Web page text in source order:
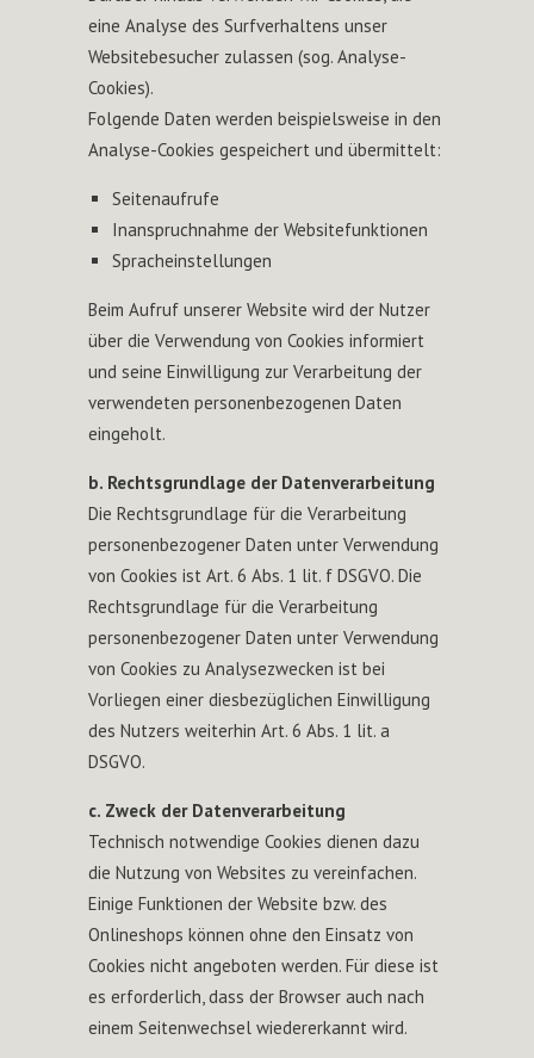
eine Analyse des Surfverhaltens unser
Websitebesucher zulassen (sog. Analyse-
Cookies).
Folgende Daten werden beispielsweise in den
Analyse-Cookies gespeichert und übermittelt:
Seitenaufrufe
Inanspruchnahme der Websitefunktionen
Spracheinstellungen
Beim Aufruf unserer Website wird der Nutzer
über die Verwendung von Cookies informiert
und seine Einwilligung zur Verarbeitung der
verwendeten personenbezogenen Daten
eingeholt.
b. Rechtsgrundlage der Datenverarbeitung
Die Rechtsgrundlage für die Verarbeitung
personenbezogener Daten unter Verwendung
von Cookies ist Art. 6 Abs. 1 lit. f DSGVO. Die
Rechtsgrundlage für die Verarbeitung
personenbezogener Daten unter Verwendung
von Cookies zu Analysezwecken ist bei
Vorliegen einer diesbezüglichen Einwilligung
des Nutzers weiterhin Art. 6 Abs. 1 lit. a
DSGVO.
c. Zweck der Datenverarbeitung
Technisch notwendige Cookies dienen dazu
die Nutzung von Websites zu vereinfachen.
Einige Funktionen der Website bzw. des
Onlineshops können ohne den Einsatz von
Cookies nicht angeboten werden. Für diese ist
es erforderlich, dass der Browser auch nach
einem Seitenwechsel wiedererkannt wird.